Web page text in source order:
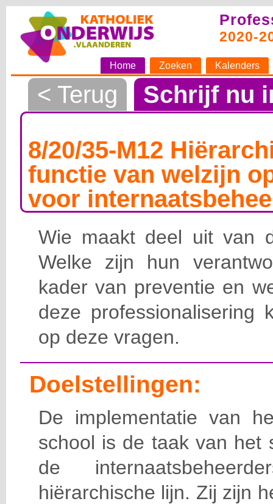
2020-
Home Zoeken Kalenders
< Terug Schrijf nu
8/20/35-M12
functie van welzijn
voor
Wie maakt deel uit van
Welke zijn hun
kader van preventie en
deze professionalisering
op deze vragen.
Doelstellingen:
De implementatie van
school is de taak van het
de
hiërarchische lijn. Zij zijn